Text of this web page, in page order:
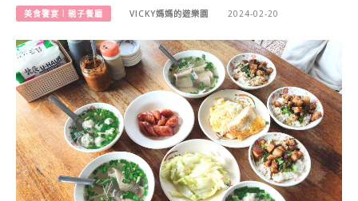
美食饗宴︱親子餐廳 VICKY媽媽的遊樂園 2024-02-20